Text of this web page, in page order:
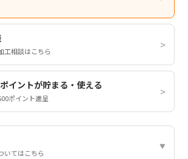
工相談はこちら
イントが貯まる・使える
ポイント進呈
いてはこちら